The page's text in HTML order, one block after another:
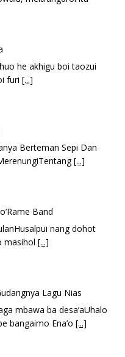
he akhigu boi taozui
furi [...]
Berteman Sepi Dan
[...]
Band
nang dohot
masihol [...]
Lagu Nias
mbawa ba desa’aUhalo
bangaimo Ena’o [...]